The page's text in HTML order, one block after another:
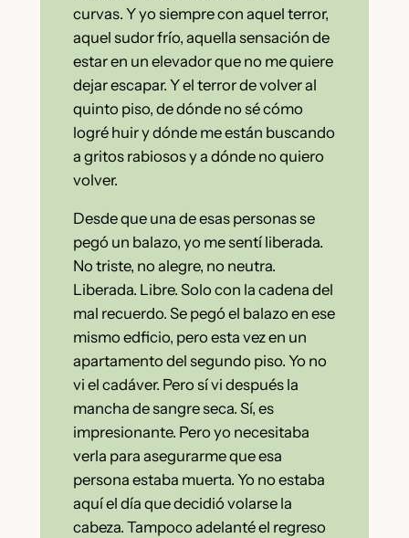
curvas. Y yo siempre con aquel terror,
aquel sudor frío, aquella sensación de
estar en un elevador que no me quiere
dejar escapar. Y el terror de volver al
quinto piso, de dónde no sé cómo
logré huir y dónde me están buscando
a gritos rabiosos y a dónde no quiero
volver.
Desde que una de esas personas se
pegó un balazo, yo me sentí liberada.
No triste, no alegre, no neutra.
Liberada. Libre. Solo con la cadena del
mal recuerdo. Se pegó el balazo en ese
mismo edficio, pero esta vez en un
apartamento del segundo piso. Yo no
vi el cadáver. Pero sí vi después la
mancha de sangre seca. Sí, es
impresionante. Pero yo necesitaba
verla para asegurarme que esa
persona estaba muerta. Yo no estaba
aquí el día que decidió volarse la
cabeza. Tampoco adelanté el regreso